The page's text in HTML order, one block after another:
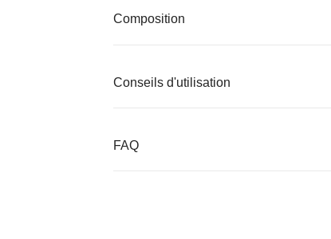
Composition
Conseils d'utilisation
FAQ